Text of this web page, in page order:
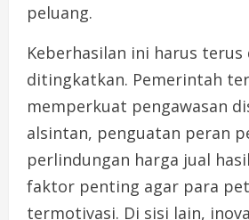
peluang.
Keberhasilan ini harus terus
ditingkatkan. Pemerintah
memperkuat pengawasan
alsintan, penguatan peran
perlindungan harga jual
faktor penting agar para
termotivasi. Di sisi lain,